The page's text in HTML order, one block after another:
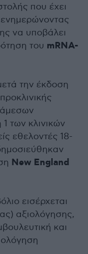
που έχει
ενημερώνοντας
να υποβάλει
του mRNA-
την έκδοση
των κλινικών
εθελοντές 18-
New England
εισέρχεται
αξιολόγησης,
και